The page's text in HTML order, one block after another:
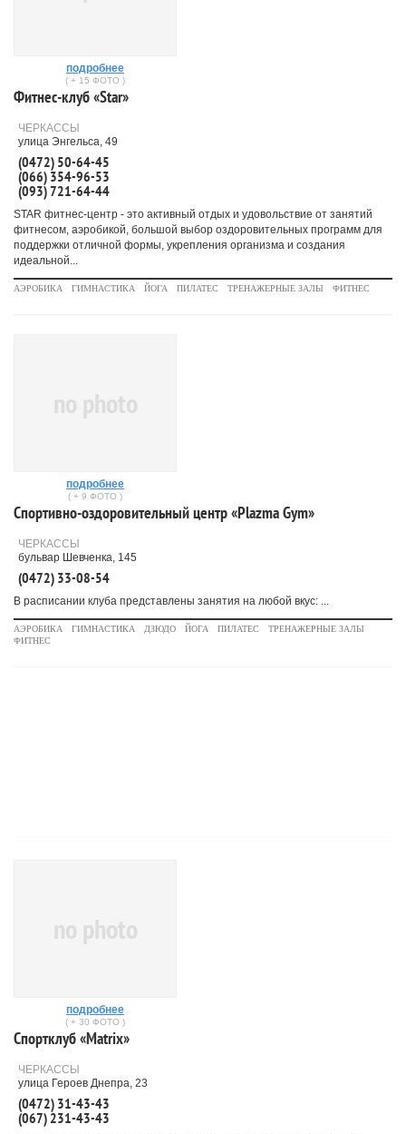
подробнее
( + 15 ФОТО )
Фитнес-клуб «Star»
ЧЕРКАССЫ
улица Энгельса, 49
(0472) 50-64-45
(066) 354-96-53
(093) 721-64-44
STAR фитнес-центр - это активный отдых и удовольствие от занятий
фитнесом, аэробикой, большой выбор оздоровительных программ для
поддержки отличной формы, укрепления организма и создания
идеальной...
АЭРОБИКА ГИМНАСТИКА ЙОГА ПИЛАТЕС ТРЕНАЖЕРНЫЕ ЗАЛЫ ФИТНЕС
no photo
подробнее
( + 9 ФОТО )
Спортивно-оздоровительный центр «Plazma Gym»
ЧЕРКАССЫ
бульвар Шевченка, 145
(0472) 33-08-54
В расписании клуба представлены занятия на любой вкус: ...
АЭРОБИКА ГИМНАСТИКА ДЗЮДО ЙОГА ПИЛАТЕС
ТРЕНАЖЕРНЫЕ ЗАЛЫ
ФИТНЕС
no photo
подробнее
( + 30 ФОТО )
Спортклуб «Matrix»
ЧЕРКАССЫ
улица Героев Днепра, 23
(0472) 31-43-43
(067) 231-43-43